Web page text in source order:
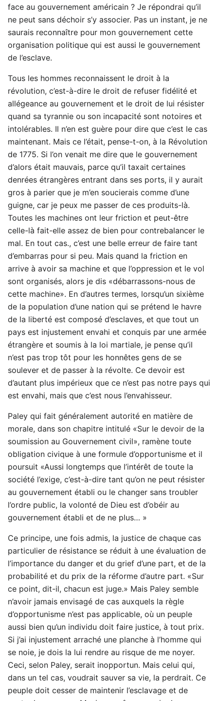
face au gouvernement américain ? Je répondrai qu’il
ne peut sans déchoir s’y associer. Pas un instant, je ne
saurais reconnaître pour mon gouvernement cette
organisation politique qui est aussi le gouvernement
de l’esclave.
Tous les hommes reconnaissent le droit à la
révolution, c’est-à-dire le droit de refuser fidélité et
allégeance au gouvernement et le droit de lui résister
quand sa tyrannie ou son incapacité sont notoires et
intolérables. Il n’en est guère pour dire que c’est le cas
maintenant. Mais ce l’était, pense-t-on, à la Révolution
de 1775. Si l’on venait me dire que le gouvernement
d’alors était mauvais, parce qu’il taxait certaines
denrées étrangères entrant dans ses ports, il y aurait
gros à parier que je m’en soucierais comme d’une
guigne, car je peux me passer de ces produits-là.
Toutes les machines ont leur friction et peut-être
celle-là fait-elle assez de bien pour contrebalancer le
mal. En tout cas., c’est une belle erreur de faire tant
d’embarras pour si peu. Mais quand la friction en
arrive à avoir sa machine et que l’oppression et le vol
sont organisés, alors je dis «débarrassons-nous de
cette machine». En d’autres termes, lorsqu’un sixième
de la population d’une nation qui se prétend le havre
de la liberté est composé d’esclaves, et que tout un
pays est injustement envahi et conquis par une armée
étrangère et soumis à la loi martiale, je pense qu’il
n’est pas trop tôt pour les honnêtes gens de se
soulever et de passer à la révolte. Ce devoir est
d’autant plus impérieux que ce n’est pas notre pays qui
est envahi, mais que c’est nous l’envahisseur.
Paley qui fait généralement autorité en matière de
morale, dans son chapitre intitulé «Sur le devoir de la
soumission au Gouvernement civil», ramène toute
obligation civique à une formule d’opportunisme et il
poursuit «Aussi longtemps que l’intérêt de toute la
société l’exige, c’est-à-dire tant qu’on ne peut résister
au gouvernement établi ou le changer sans troubler
l’ordre public, la volonté de Dieu est d’obéir au
gouvernement établi et de ne plus… »
Ce principe, une fois admis, la justice de chaque cas
particulier de résistance se réduit à une évaluation de
l’importance du danger et du grief d’une part, et de la
probabilité et du prix de la réforme d’autre part. «Sur
ce point, dit-il, chacun est juge.» Mais Paley semble
n’avoir jamais envisagé de cas auxquels la règle
d’opportunisme n’est pas applicable, où un peuple
aussi bien qu’un individu doit faire justice, à tout prix.
Si j’ai injustement arraché une planche à l’homme qui
se noie, je dois la lui rendre au risque de me noyer.
Ceci, selon Paley, serait inopportun. Mais celui qui,
dans un tel cas, voudrait sauver sa vie, la perdrait. Ce
peuple doit cesser de maintenir l’esclavage et de